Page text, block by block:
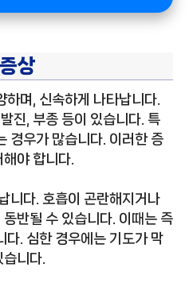
상
며, 신속하게 나타납니다.
진, 부종 등이 있습니다. 특
경우가 많습니다. 이러한 증
야 합니다.
니다. 호흡이 곤란해지거나
반될 수 있습니다. 이때는 즉
다. 심한 경우에는 기도가 막
니다.